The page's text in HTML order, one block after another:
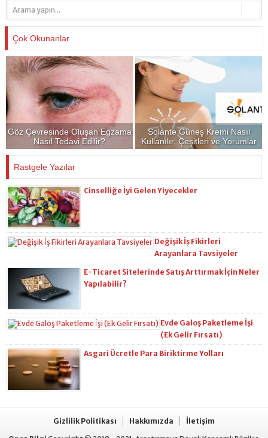
Çok Okunanlar
Göz Çevresinde Oluşan Egzama
Nasıl Tedavi Edilir?
Solante Güneş Kremi Nasıl
Kullanılır, Çeşitleri ve Yorumlar
Rastgele Yazılar
Cinselliğe İyi Gelen Yiyecekler
Değişik İş Fikirleri
Arayanlara Tavsiyeler
E-Ticaret Sitelerinde Satış Arttırmak İçin Neler
Yapılabilir?
Evde Galoş Paketleme İşi
(Ek Gelir Fırsatı)
Asgari Ücretle Para Biriktirme Yolları
Gizlilik Politikası Hakkımızda
İletişim